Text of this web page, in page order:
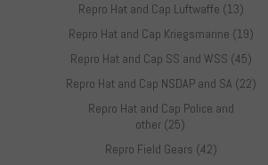
Repro Hat and Cap Luftwaffe (13)
Repro Hat and Cap Kriegsmarine (19)
Repro Hat and Cap SS and WSS (45)
Repro Hat and Cap NSDAP and SA (22)
Repro Hat and Cap Police and
other (25)
Repro Field Gears (42)